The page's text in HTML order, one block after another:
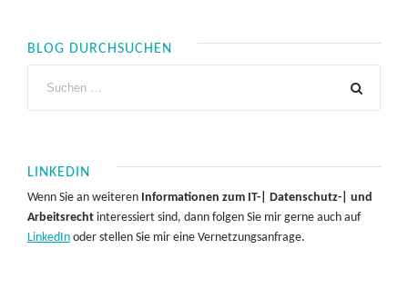
BLOG DURCHSUCHEN
LINKEDIN
Wenn Sie an weiteren Informationen zum IT-| Datenschutz-| und
Arbeitsrecht interessiert sind, dann folgen Sie mir gerne auch auf
LinkedIn oder stellen Sie mir eine Vernetzungsanfrage.